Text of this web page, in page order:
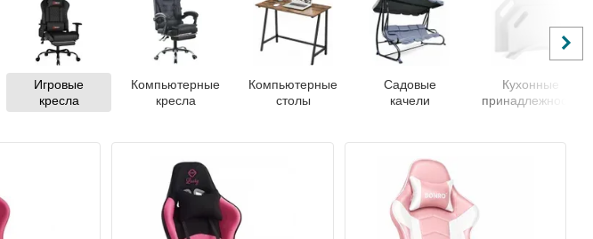
Игровые
кресла
Компьютерные
кресла
Компьютерные
столы
Садовые
качели
Кухонные
принадлежности